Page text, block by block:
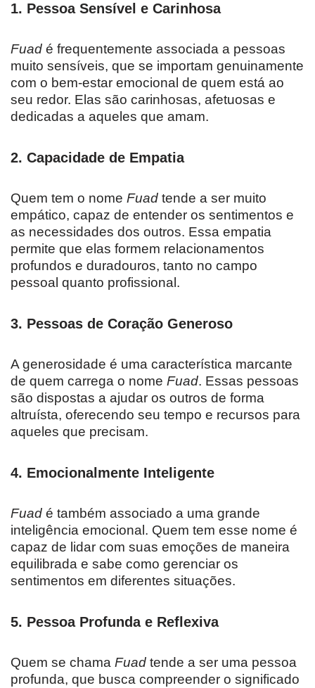
1. Pessoa Sensível e Carinhosa
Fuad é frequentemente associada a pessoas
muito sensíveis, que se importam genuinamente
com o bem-estar emocional de quem está ao
seu redor. Elas são carinhosas, afetuosas e
dedicadas a aqueles que amam.
2. Capacidade de Empatia
Quem tem o nome Fuad tende a ser muito
empático, capaz de entender os sentimentos e
as necessidades dos outros. Essa empatia
permite que elas formem relacionamentos
profundos e duradouros, tanto no campo
pessoal quanto profissional.
3. Pessoas de Coração Generoso
A generosidade é uma característica marcante
de quem carrega o nome Fuad. Essas pessoas
são dispostas a ajudar os outros de forma
altruísta, oferecendo seu tempo e recursos para
aqueles que precisam.
4. Emocionalmente Inteligente
Fuad é também associado a uma grande
inteligência emocional. Quem tem esse nome é
capaz de lidar com suas emoções de maneira
equilibrada e sabe como gerenciar os
sentimentos em diferentes situações.
5. Pessoa Profunda e Reflexiva
Quem se chama Fuad tende a ser uma pessoa
profunda, que busca compreender o significado